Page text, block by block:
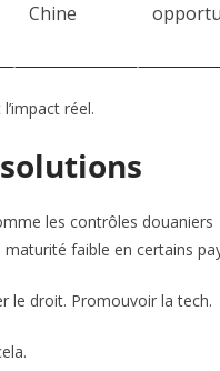
Chine
réel.
les contrôles douaniers
faible en certains
le droit. Promouvoir la tech.